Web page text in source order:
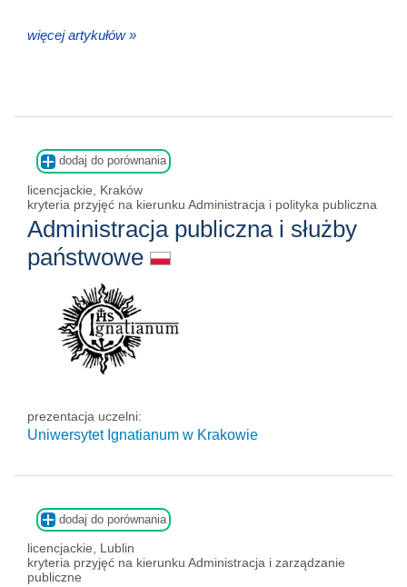
więcej artykułów »
dodaj do porównania
licencjackie, Kraków
kryteria przyjęć na kierunku Administracja i polityka publiczna
Administracja publiczna i służby
państwowe
prezentacja uczelni:
Uniwersytet Ignatianum w Krakowie
dodaj do porównania
licencjackie, Lublin
kryteria przyjęć na kierunku Administracja i zarządzanie
publiczne